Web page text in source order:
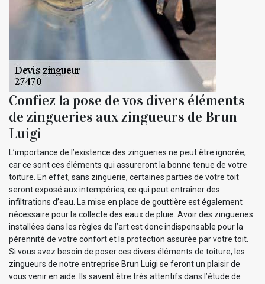
Confiez la pose de vos divers éléments
de zingueries aux zingueurs de Brun
Luigi
L’importance de l’existence des zingueries ne peut être ignorée,
car ce sont ces éléments qui assureront la bonne tenue de votre
toiture. En effet, sans zinguerie, certaines parties de votre toit
seront exposé aux intempéries, ce qui peut entraîner des
infiltrations d’eau. La mise en place de gouttière est également
nécessaire pour la collecte des eaux de pluie. Avoir des zingueries
installées dans les règles de l’art est donc indispensable pour la
pérennité de votre confort et la protection assurée par votre toit.
Si vous avez besoin de poser ces divers éléments de toiture, les
zingueurs de notre entreprise Brun Luigi se feront un plaisir de
vous venir en aide. Ils savent être très attentifs dans l’étude de